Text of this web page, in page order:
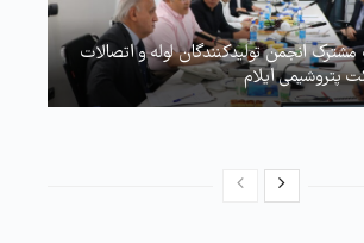
انجمن تولیدکنندگان لوله و اتصالات
پتروشیمی ایلام